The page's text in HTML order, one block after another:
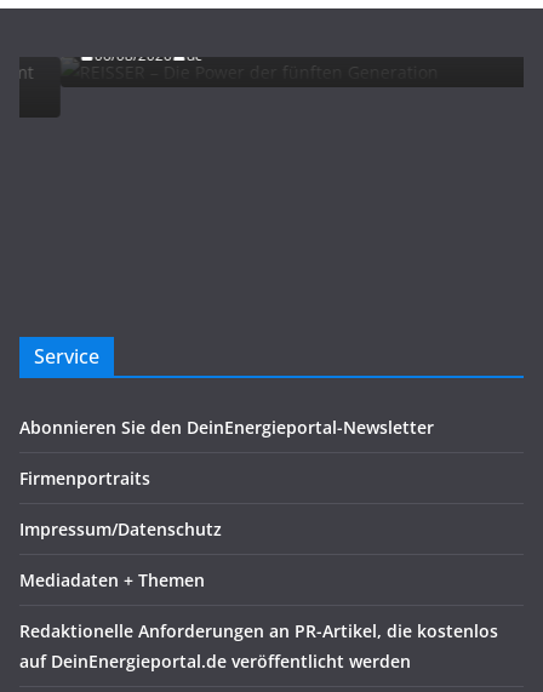
REISSER – Die Power der fünften Generation
06/08/2026 dc
Service
Abonnieren Sie den DeinEnergieportal-Newsletter
Firmenportraits
Impressum/Datenschutz
Mediadaten + Themen
Redaktionelle Anforderungen an PR-Artikel, die kostenlos
auf DeinEnergieportal.de veröffentlicht werden